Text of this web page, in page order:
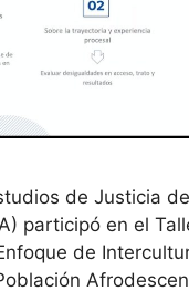
de Justicia
participó en el
de